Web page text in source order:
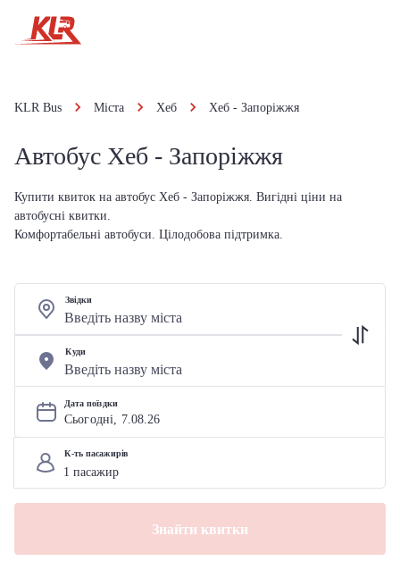
KLR Bus Міста Хеб Хеб - Запоріжжя
Автобус Хеб - Запоріжжя
Купити квиток на автобус Хеб - Запоріжжя. Вигідні ціни на
автобусні квитки.
Комфортабельні автобуси. Цілодобова підтримка.
Звідки
Куди
Дата поїздки
Сьогодні, 7.08.26
К-ть пасажирів
Знайти квитки